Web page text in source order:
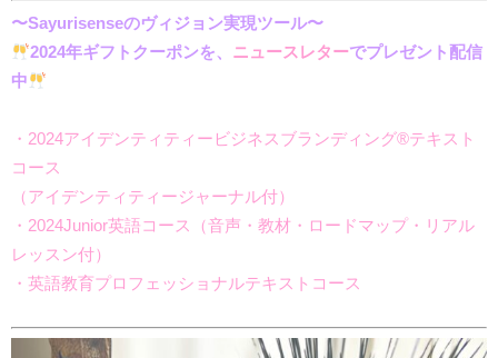
〜Sayurisenseのヴィジョン実現ツール〜
2024年ギフトクーポンを、 ニュースレターでプレゼント配信
中
・2024アイデンティティービジネスブランディング®︎テキスト
コース
（アイデンティティージャーナル付）
・2024Junior英語コース（音声・教材 ・ロードマップ・リアル
レッスン付）
・英語教育プロフェッショナルテキストコース